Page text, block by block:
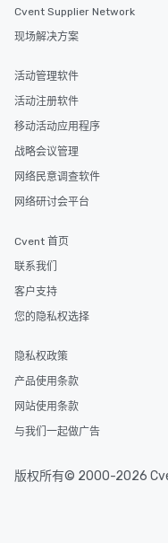
Cvent Supplier Network
现场解决方案
活动管理软件
活动注册软件
移动活动应用程序
战略会议管理
网络民意调查软件
网络研讨会平台
Cvent 首页
联系我们
客户支持
您的隐私权选择
隐私权政策
产品使用条款
网站使用条款
与我们一起做广告
版权所有© 2000-2026